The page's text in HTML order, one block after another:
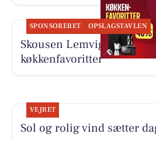
SPONSORERET OPSLAGSTAVLEN
Skousen Lemvig tilbyder
køkkenfavoritter
VEJRET
Sol og rolig vind sætter